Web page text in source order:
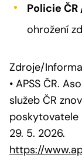
Policie ČR
ohrožení
Zdroje/
• APSS ČR.
služeb ČR
poskytovatele
29. 5. 2026.
https://